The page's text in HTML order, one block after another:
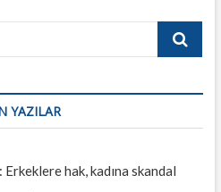
Search
YAZILAR
hak, kadına skandal